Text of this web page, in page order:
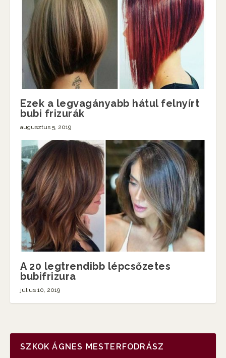
Ezek a legvagányabb hátul felnyírt
bubi frizurák
augusztus 5, 2019
A 20 legtrendibb lépcsőzetes
bubifrizura
július 10, 2019
SZKOK ÁGNES MESTERFODRÁSZ